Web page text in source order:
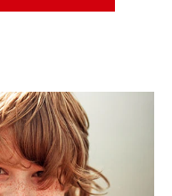
PARA PROFESIONALES
CUPONES